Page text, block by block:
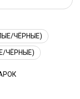
ЧЁРНЫЕ)
ЧЁРНЫЕ)